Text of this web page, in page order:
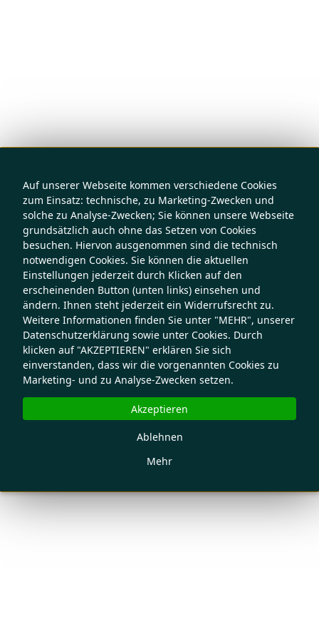
Auf unserer Webseite kommen verschiedene Cookies
zum Einsatz: technische, zu Marketing-Zwecken und
solche zu Analyse-Zwecken; Sie können unsere Webseite
grundsätzlich auch ohne das Setzen von Cookies
besuchen. Hiervon ausgenommen sind die technisch
notwendigen Cookies. Sie können die aktuellen
Einstellungen jederzeit durch Klicken auf den
erscheinenden Button (unten links) einsehen und
ändern. Ihnen steht jederzeit ein Widerrufsrecht zu.
Weitere Informationen finden Sie unter "MEHR", unserer
Datenschutzerklärung sowie unter Cookies. Durch
klicken auf "AKZEPTIEREN" erklären Sie sich
einverstanden, dass wir die vorgenannten Cookies zu
Marketing- und zu Analyse-Zwecken setzen.
Mehr
Ablehnen
Akzeptieren